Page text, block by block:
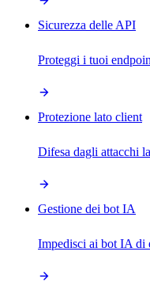
Sicurezza delle API
Proteggi i tuoi
Protezione lato client
Difesa dagli attacchi
Gestione dei bot IA
Impedisci ai bot IA di